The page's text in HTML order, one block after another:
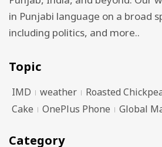
in Punjabi language on a broad
including politics, and more..
Topic
IMD weather Roasted
Cake
OnePlus Phone Global
Category